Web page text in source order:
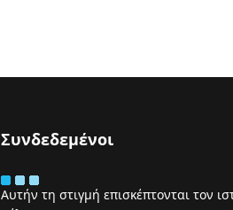
Συνδεδεμένοι
Αυτήν τη στιγμή επισκέπτονται τον